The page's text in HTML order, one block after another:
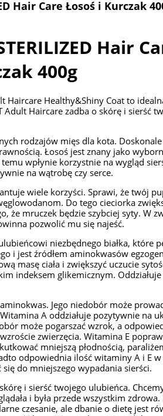
Hair Care Łosoś i Kurczak
Hair
400g
Haircare Healthy&Shiny Coat to
Adult Haircare zadba o skórę i sierść
rodzajów mięs dla kota.
Łosoś jest znany jako
wpłynie korzystnie na wygląd
na wątrobę czy serce.
wiele korzyści. Sprawi, że twój
Do tego cieciorka
że mruczek będzie szybciej syty. W
pozwolić mu się najeść.
niezbędnego białka, które
i jest źródłem aminokwasów
masę ciała i zwiększyć uczucie
indeksem glikemicznym.
Jego niedobór może
A oddziałuje pozytywnie na
może pogarszać wzrok, a
zwierzęcia. Witamina E
mniejszą płodnością,
odpowiednia ilość witaminy A i E
do mniejszego wypadania sierści.
i sierść twojego ulubieńca.
i była przede wszystkim
czesanie, ale dbanie o dietę jest